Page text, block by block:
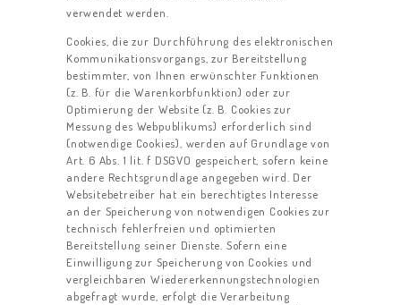
verwendet werden.
Cookies, die zur Durchführung des elektronischen
Kommunikationsvorgangs, zur Bereitstellung
bestimmter, von Ihnen erwünschter Funktionen
(z. B. für die Warenkorbfunktion) oder zur
Optimierung der Website (z. B. Cookies zur
Messung des Webpublikums) erforderlich sind
(notwendige Cookies), werden auf Grundlage von
Art. 6 Abs. 1 lit. f DSGVO gespeichert, sofern keine
andere Rechtsgrundlage angegeben wird. Der
Websitebetreiber hat ein berechtigtes Interesse
an der Speicherung von notwendigen Cookies zur
technisch fehlerfreien und optimierten
Bereitstellung seiner Dienste. Sofern eine
Einwilligung zur Speicherung von Cookies und
vergleichbaren Wiedererkennungstechnologien
abgefragt wurde, erfolgt die Verarbeitung